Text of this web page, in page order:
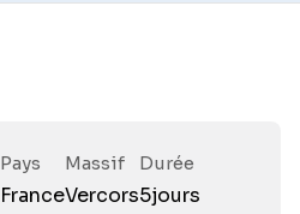
Pays
France
Massif
Vercors
Durée
5jours